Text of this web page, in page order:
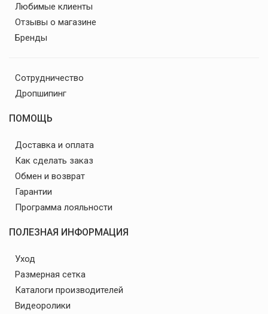
Любимые клиенты
Отзывы о магазине
Бренды
Сотрудничество
Дропшипинг
ПОМОЩЬ
Доставка и оплата
Как сделать заказ
Обмен и возврат
Гарантии
Программа лояльности
ПОЛЕЗНАЯ ИНФОРМАЦИЯ
Уход
Размерная сетка
Каталоги производителей
Видеоролики